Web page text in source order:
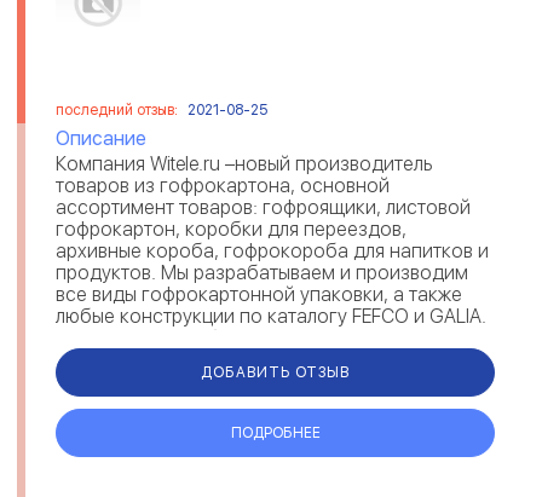
последний отзыв: 2021-08-25
Описание
Компания Witele.ru –новый производитель
товаров из гофрокартона, основной
ассортимент товаров: гофроящики, листовой
гофрокартон, коробки для переездов,
архивные короба, гофрокороба для напитков и
продуктов. Мы разрабатываем и производим
все виды гофрокартонной упаковки, а также
любые конструкции по каталогу FEFCO и GALIA.
Мы производим более 8000 различных
упаковочных...
ДОБАВИТЬ ОТЗЫВ
ПОДРОБНЕЕ